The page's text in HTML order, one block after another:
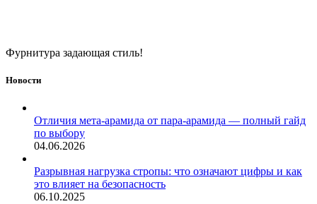
Фурнитура задающая стиль!
Новости
Отличия мета-арамида от пара-арамида — полный гайд
по выбору
04.06.2026
Разрывная нагрузка стропы: что означают цифры и как
это влияет на безопасность
06.10.2025